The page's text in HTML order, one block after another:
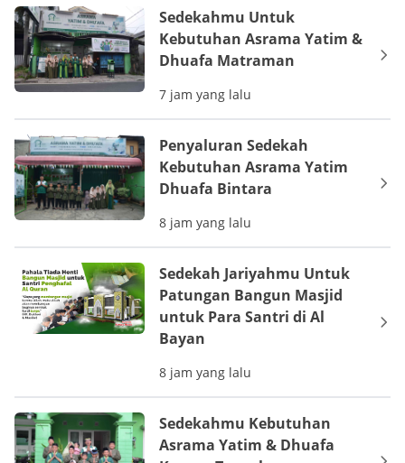
Sedekahmu Untuk
Kebutuhan Asrama Yatim &
Dhuafa Matraman
7 jam yang lalu
Penyaluran Sedekah
Kebutuhan Asrama Yatim
Dhuafa Bintara
8 jam yang lalu
Sedekah Jariyahmu Untuk
Patungan Bangun Masjid
untuk Para Santri di Al
Bayan
8 jam yang lalu
Sedekahmu Kebutuhan
Asrama Yatim & Dhuafa